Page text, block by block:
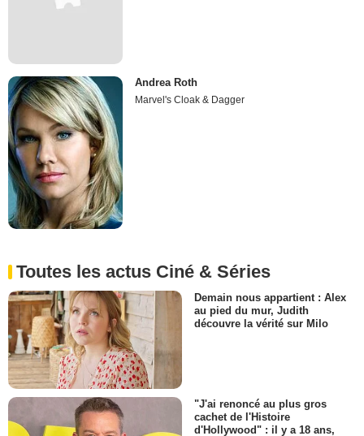
Andrea Roth
Marvel's Cloak & Dagger
Toutes les actus Ciné & Séries
Demain nous appartient : Alex
au pied du mur, Judith
découvre la vérité sur Milo
"J'ai renoncé au plus gros
cachet de l'Histoire
d'Hollywood" : il y a 18 ans,